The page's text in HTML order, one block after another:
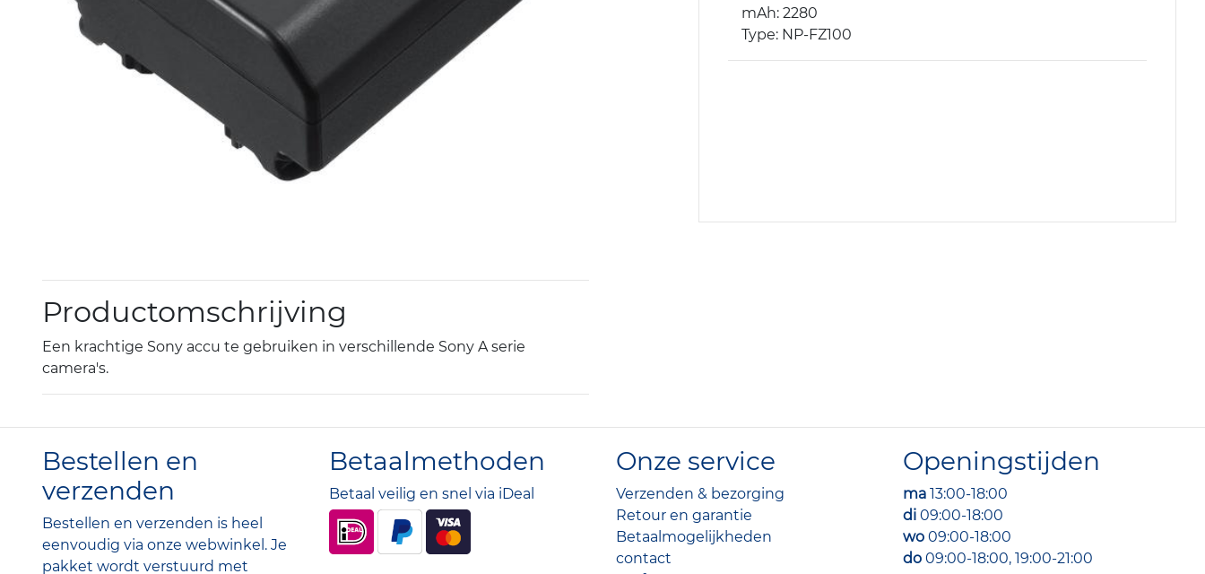
mAh: 2280
Type: NP-FZ100
Productomschrijving
Een krachtige Sony accu te gebruiken in verschillende Sony A serie
camera's.
Bestellen en
verzenden
Bestellen en verzenden is heel
eenvoudig via onze webwinkel. Je
pakket wordt verstuurd met
Betaalmethoden
Betaal veilig en snel via iDeal
Onze service
Verzenden & bezorging
Retour en garantie
Betaalmogelijkheden
contact
Openingstijden
ma 13:00-18:00
di 09:00-18:00
wo 09:00-18:00
do 09:00-18:00, 19:00-21:00